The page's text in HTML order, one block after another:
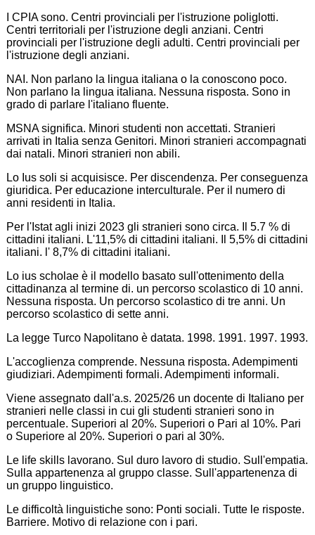
I CPIA sono. Centri provinciali per l'istruzione poliglotti.
Centri territoriali per l'istruzione degli anziani. Centri
provinciali per l'istruzione degli adulti. Centri provinciali per
l'istruzione degli anziani.
NAI. Non parlano la lingua italiana o la conoscono poco.
Non parlano la lingua italiana. Nessuna risposta. Sono in
grado di parlare l'italiano fluente.
MSNA significa. Minori studenti non accettati. Stranieri
arrivati in Italia senza Genitori. Minori stranieri accompagnati
dai natali. Minori stranieri non abili.
Lo Ius soli si acquisisce. Per discendenza. Per conseguenza
giuridica. Per educazione interculturale. Per il numero di
anni residenti in Italia.
Per l'Istat agli inizi 2023 gli stranieri sono circa. Il 5.7 % di
cittadini italiani. L'11,5% di cittadini italiani. Il 5,5% di cittadini
italiani. l' 8,7% di cittadini italiani.
Lo ius scholae è il modello basato sull'ottenimento della
cittadinanza al termine di. un percorso scolastico di 10 anni.
Nessuna risposta. Un percorso scolastico di tre anni. Un
percorso scolastico di sette anni.
La legge Turco Napolitano è datata. 1998. 1991. 1997. 1993.
L'accoglienza comprende. Nessuna risposta. Adempimenti
giudiziari. Adempimenti formali. Adempimenti informali.
Viene assegnato dall'a.s. 2025/26 un docente di Italiano per
stranieri nelle classi in cui gli studenti stranieri sono in
percentuale. Superiori al 20%. Superiori o Pari al 10%. Pari
o Superiore al 20%. Superiori o pari al 30%.
Le life skills lavorano. Sul duro lavoro di studio. Sull'empatia.
Sulla appartenenza al gruppo classe. Sull'appartenenza di
un gruppo linguistico.
Le difficoltà linguistiche sono: Ponti sociali. Tutte le risposte.
Barriere. Motivo di relazione con i pari.